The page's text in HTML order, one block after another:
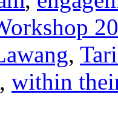
,
, within